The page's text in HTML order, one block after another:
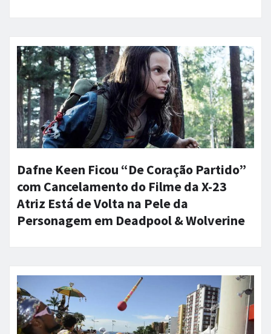
Dafne Keen Ficou “De Coração Partido”
com Cancelamento do Filme da X-23
Atriz Está de Volta na Pele da
Personagem em Deadpool & Wolverine